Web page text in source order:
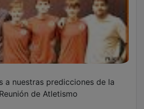
a nuestras predicciones de la
de Atletismo